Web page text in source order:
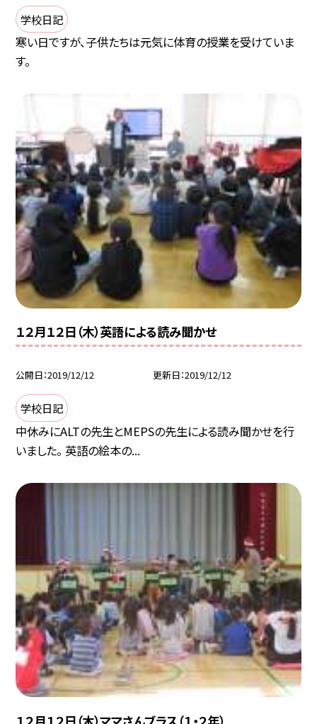
学校日記
寒い日ですが、子供たちは元気に体育の授業を受けていま
す。
１２月１２日（木）英語による読み聞かせ
公開日 2019/12/12 更新日 2019/12/12
学校日記
中休みにALTの先生とMEPSの先生による読み聞かせを行
いました。 英語の絵本の...